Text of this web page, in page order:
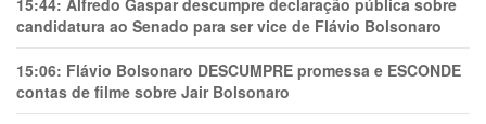
15:44: Alfredo Gaspar descumpre declaração pública sobre
candidatura ao Senado para ser vice de Flávio Bolsonaro
15:06: Flávio Bolsonaro DESCUMPRE promessa e ESCONDE
contas de filme sobre Jair Bolsonaro